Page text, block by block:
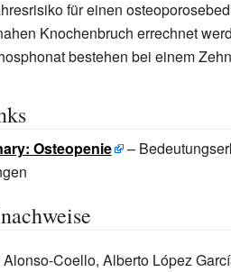
für einen
Knochenbruch errechnet
bestehen bei einem
Osteopenie
–
Coello, Alberto López